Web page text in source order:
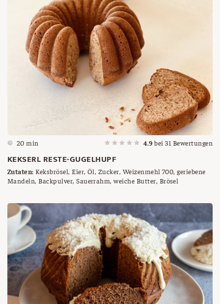
20 min 4.9 bei31 Bewertungen
KEKSERL RESTE-GUGELHUPF
Zutaten: Keksbrösel, Eier, Öl, Zucker, Weizenmehl 700, geriebene
Mandeln, Backpulver, Sauerrahm, weiche Butter, Brösel